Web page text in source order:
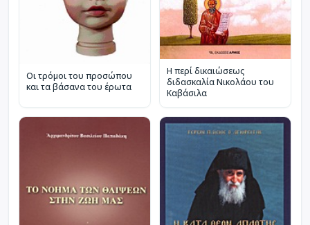
Οι τρόμοι του προσώπου
και τα βάσανα του έρωτα
Η περί δικαιώσεως
διδασκαλία Νικολάου του
Καβάσιλα